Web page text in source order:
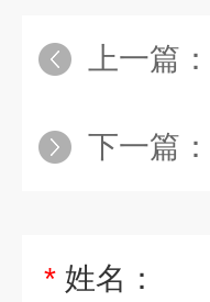
上一篇：
下一篇：
* 姓名：